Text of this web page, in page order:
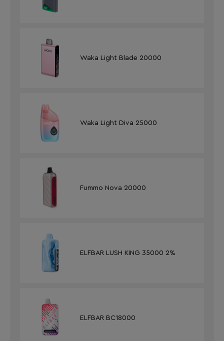
Waka Light Blade 20000
Waka Light Diva 25000
Fummo Nova 20000
ELFBAR LUSH KING 35000 2%
ELFBAR BC18000